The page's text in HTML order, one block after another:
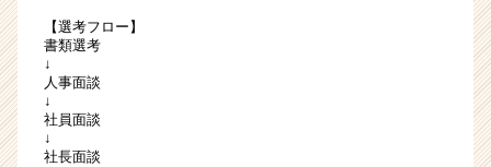
【選考フロー】
書類選考
↓
人事面談
↓
社員面談
↓
社長面談